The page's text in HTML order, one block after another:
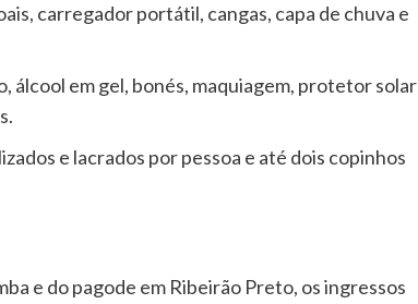
carregador portátil, cangas, capa de chuva e
álcool em gel, bonés, maquiagem, protetor solar
e lacrados por pessoa e até dois copinhos
e do pagode em Ribeirão Preto, os ingressos